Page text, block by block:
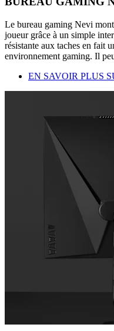
Le bureau gaming Nevi
joueur grâce à un simple
résistante aux taches en fait
environnement gaming. Il
EN SAVOIR PLUS